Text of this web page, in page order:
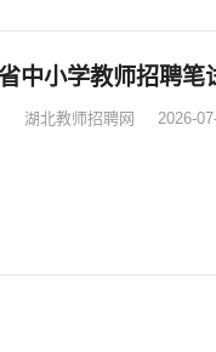
中小学教师招聘笔
湖北教师招聘网 2026-